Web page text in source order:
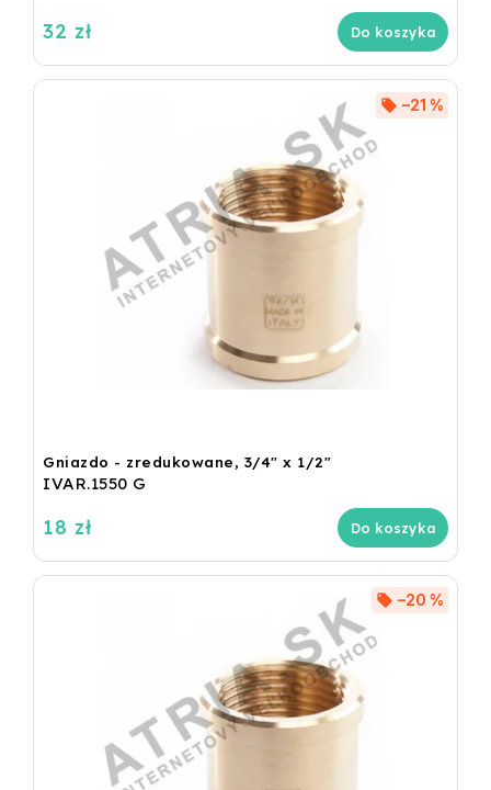
32 zł Do koszyka
Gniazdo - zredukowane, 3/4" x 1/2"
IVAR.1550 G
–21 %
18 zł Do koszyka
–20 %